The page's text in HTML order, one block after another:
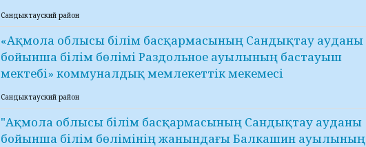
Сандыктауский район
«Ақмола облысы білім басқармасының Сандықтау ауданы
бойынша білім бөлімі Раздольное ауылының бастауыш
мектебі» коммуналдық мемлекеттік мекемесі
Сандыктауский район
"Ақмола облысы білім басқармасының Сандықтау ауданы
бойынша білім бөлімінің жанындағы Балкашин ауылының